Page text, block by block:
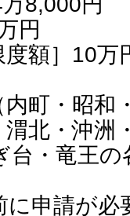
円
度額］10万
町・昭和
北・沖洲
台・竜王
申請が